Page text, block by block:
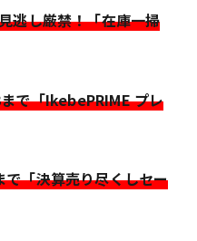
逃し厳禁！「在庫一掃
で「IkebePRIME プレ
「決算売り尽くしセー